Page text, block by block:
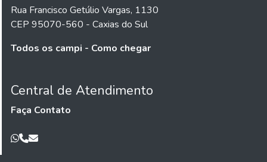
Rua Francisco Getúlio Vargas, 1130
CEP 95070-560 - Caxias do Sul
Todos os campi - Como chegar
Central de Atendimento
Faça Contato